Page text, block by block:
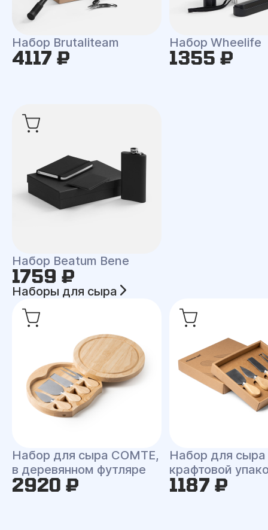
Набор Brutaliteam
4117 ₽
Набор Wheelife
1355 ₽
Набор Beatum Bene
1759 ₽
Наборы для сыра
Набор для сыра COMTE,
в деревянном футляре
2920 ₽
Набор для сыра
крафтовой
1187 ₽